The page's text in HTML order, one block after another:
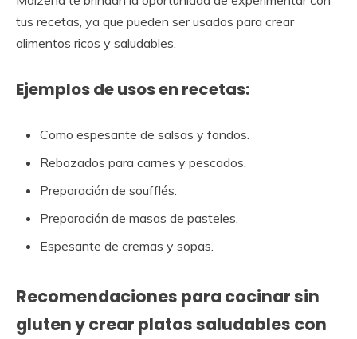
tus recetas, ya que pueden ser usados para crear
alimentos ricos y saludables.
Ejemplos de usos en recetas:
Como espesante de salsas y fondos.
Rebozados para carnes y pescados.
Preparación de soufflés.
Preparación de masas de pasteles.
Espesante de cremas y sopas.
Recomendaciones para cocinar sin
gluten y crear platos saludables con